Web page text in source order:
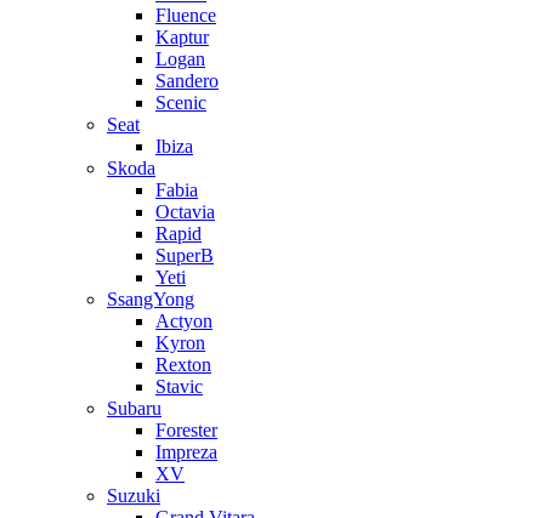
Fluence
Kaptur
Logan
Sandero
Scenic
Seat
Ibiza
Skoda
Fabia
Octavia
Rapid
SuperB
Yeti
SsangYong
Actyon
Kyron
Rexton
Stavic
Subaru
Forester
Impreza
XV
Suzuki